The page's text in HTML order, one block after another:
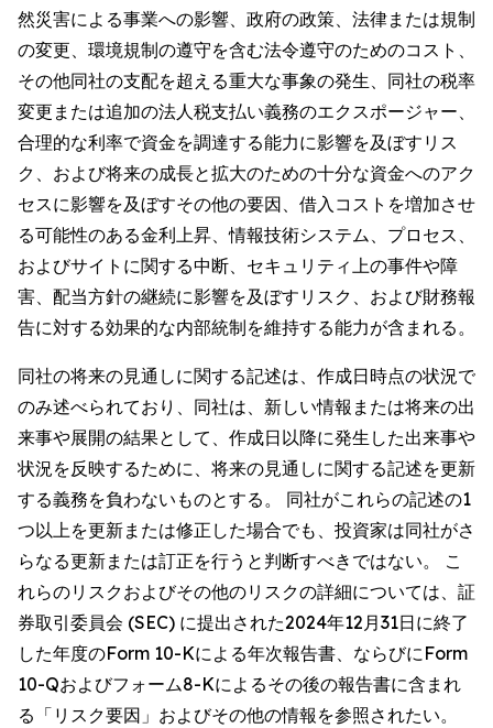
然災害による事業への影響、政府の政策、法律または規制
の変更、環境規制の遵守を含む法令遵守のためのコスト、
その他同社の支配を超える重大な事象の発生、同社の税率
変更または追加の法人税支払い義務のエクスポージャー、
合理的な利率で資金を調達する能力に影響を及ぼすリス
ク、および将来の成長と拡大のための十分な資金へのアク
セスに影響を及ぼすその他の要因、借入コストを増加させ
る可能性のある金利上昇、情報技術システム、プロセス、
およびサイトに関する中断、セキュリティ上の事件や障
害、配当方針の継続に影響を及ぼすリスク、および財務報
告に対する効果的な内部統制を維持する能力が含まれる。
同社の将来の見通しに関する記述は、作成日時点の状況で
のみ述べられており、同社は、新しい情報または将来の出
来事や展開の結果として、作成日以降に発生した出来事や
状況を反映するために、将来の見通しに関する記述を更新
する義務を負わないものとする。 同社がこれらの記述の1
つ以上を更新または修正した場合でも、投資家は同社がさ
らなる更新または訂正を行うと判断すべきではない。 こ
れらのリスクおよびその他のリスクの詳細については、証
券取引委員会 (SEC) に提出された2024年12月31日に終了
した年度のForm 10-Kによる年次報告書、ならびにForm
10-Qおよびフォーム8-Kによるその後の報告書に含まれ
る「リスク要因」およびその他の情報を参照されたい。